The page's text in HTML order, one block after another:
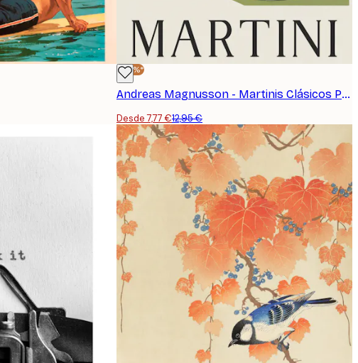
-40%*
Andreas Magnusson - Martinis Clásicos Póster
Desde 7,77 €12,95 €